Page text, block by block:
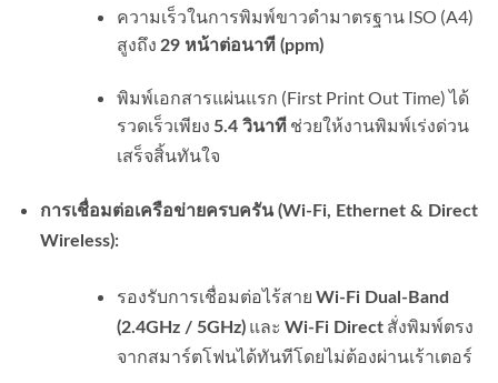
ความเร็วในการพิมพ์ขาวดำมาตรฐาน ISO (A4)
สูงถึง 29 หน้าต่อนาที (ppm)
พิมพ์เอกสารแผ่นแรก (First Print Out Time) ได้
รวดเร็วเพียง 5.4 วินาทีช่วยให้งานพิมพ์เร่งด่วน
เสร็จสิ้นทันใจ
การเชื่อมต่อเครือข่ายครบครัน (Wi-Fi, Ethernet & Direct
Wireless):
รองรับการเชื่อมต่อไร้สาย Wi-Fi Dual-Band
(2.4GHz / 5GHz)และ Wi-Fi Directสั่งพิมพ์ตรง
จากสมาร์ตโฟนได้ทันทีโดยไม่ต้องผ่านเร้าเตอร์